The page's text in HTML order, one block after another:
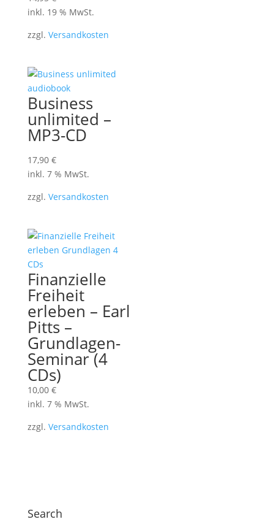
inkl. 19 % MwSt.
zzgl. Versandkosten
Business
unlimited –
MP3-CD
17,90 €
inkl. 7 % MwSt.
zzgl. Versandkosten
Finanzielle
Freiheit
erleben – Earl
Pitts –
Grundlagen-
Seminar (4
CDs)
10,00 €
inkl. 7 % MwSt.
zzgl. Versandkosten
Search